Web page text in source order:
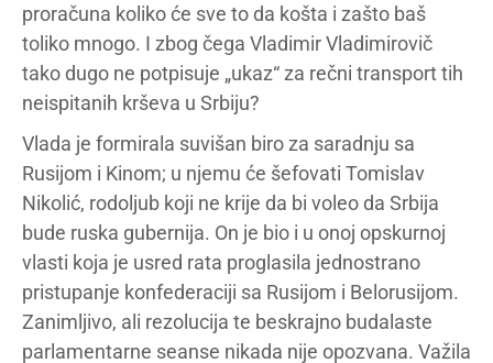
proračuna koliko će sve to da košta i zašto baš
toliko mnogo. I zbog čega Vladimir Vladimirovič
tako dugo ne potpisuje „ukaz“ za rečni transport tih
neispitanih krševa u Srbiju?
Vlada je formirala suvišan biro za saradnju sa
Rusijom i Kinom; u njemu će šefovati Tomislav
Nikolić, rodoljub koji ne krije da bi voleo da Srbija
bude ruska gubernija. On je bio i u onoj opskurnoj
vlasti koja je usred rata proglasila jednostrano
pristupanje konfederaciji sa Rusijom i Belorusijom.
Zanimljivo, ali rezolucija te beskrajno budalaste
parlamentarne seanse nikada nije opozvana. Važila